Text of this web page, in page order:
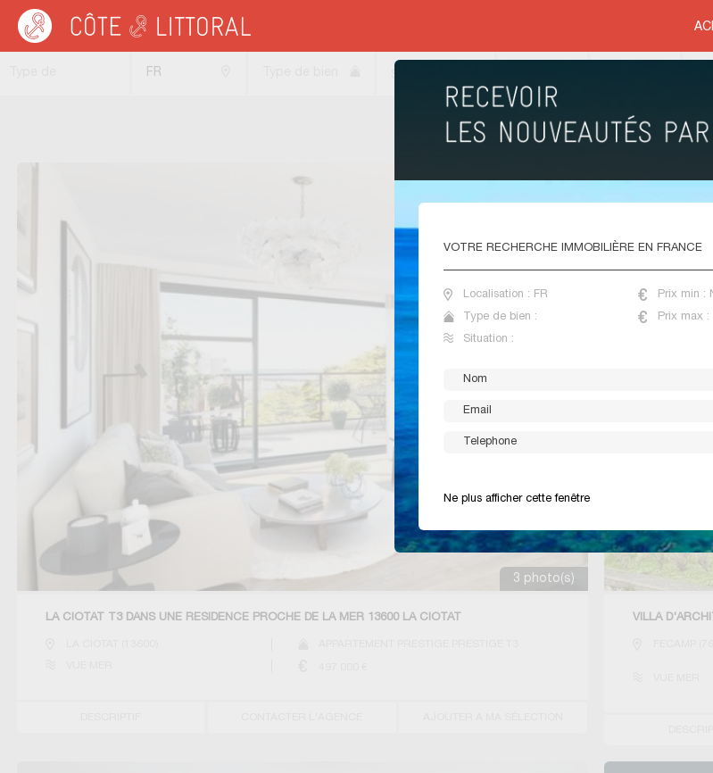
Côte & Littoral > Immobilier bord de mer>Appartements bord de mer
VENTE APPARTEMENTS REZ DE JARDIN
3 photo(s)
LA CIOTAT T3 DANS UNE RÉSIDENCE PROCHE DE LA MER 13600 LA CIOTAT VILLA
FR
VOTRE RECHERCHE IMMOBILIÈRE EN FRANCE
Localisation : FR Prix min :
Type de bien : Prix max :
Situation :
Ne plus afficher cette fenêtre